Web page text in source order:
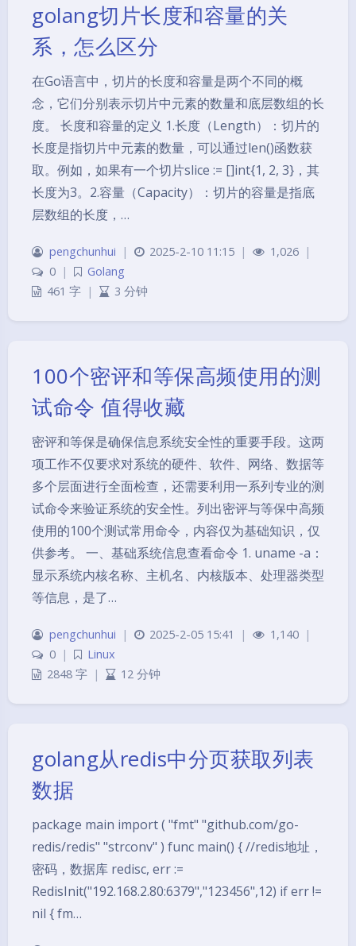
golang切片长度和容量的关
系，怎么区分
‌在Go语言中，切片的长度和容量是两个不同的概
念，它们分别表示切片中元素的数量和底层数组的长
度。 长度和容量的定义 ‌1.长度（Length）‌：切片的
长度是指切片中元素的数量，可以通过len()函数获
取。例如，如果有一个切片slice := []int{1, 2, 3}，其
长度为3。‌2.容量（Capacity）‌：切片的容量是指底
层数组的长度，…
pengchunhui | 2025-2-10 11:15 | 1,026 |
0 |
Golang
461 字 | 3 分钟
100个密评和等保高频使用的测
试命令 值得收藏
密评和等保是确保信息系统安全性的重要手段。这两
项工作不仅要求对系统的硬件、软件、网络、数据等
多个层面进行全面检查，还需要利用一系列专业的测
试命令来验证系统的安全性。列出密评与等保中高频
使用的100个测试常用命令，内容仅为基础知识，仅
供参考。 一、基础系统信息查看命令 1. uname -a：
显示系统内核名称、主机名、内核版本、处理器类型
等信息，是了…
pengchunhui | 2025-2-05 15:41 | 1,140 |
0 |
Linux
2848 字 | 12 分钟
golang从redis中分页获取列表
数据
package main import ( "fmt" "github.com/go-
redis/redis" "strconv" ) func main() { //redis地址，
密码，数据库 redisc, err :=
RedisInit("192.168.2.80:6379","123456",12) if err !=
nil { fm…